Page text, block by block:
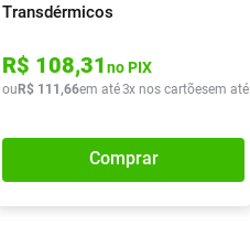
R$ 52,57
Transdérmicos
R$ 108,31no PIX
ouR$ 111 ,66em até3x nos cartõesem até
Comprar